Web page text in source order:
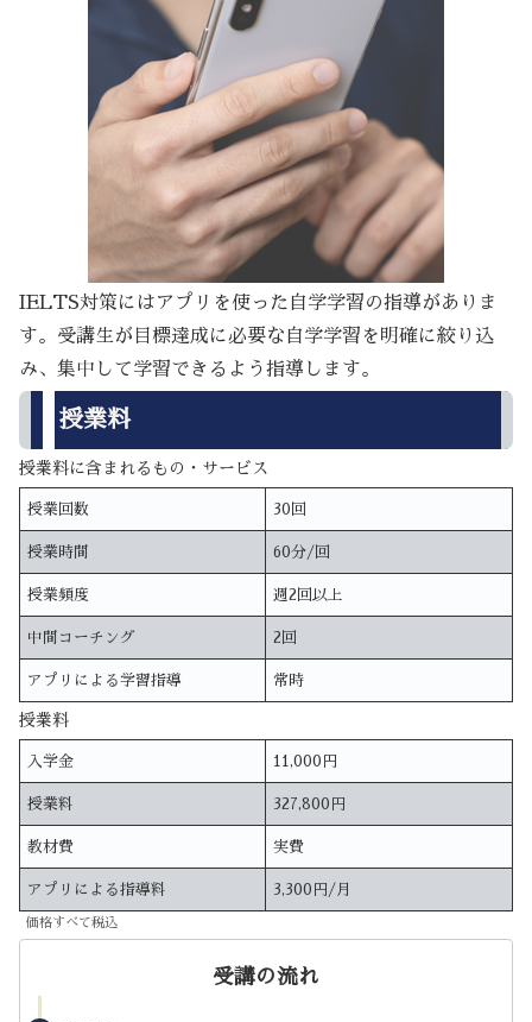
IELTS対策にはアプリを使った自学学習の指導がありま
す。受講生が目標達成に必要な自学学習を明確に絞り込
み、集中して学習できるよう指導します。
授業料
授業料に含まれるもの・サービス
授業回数 30回
授業時間 60分/回
授業頻度 週2回以上
中間コーチング 2回
アプリによる学習指導 常時
授業料
入学金 11,000円
授業料 327,800円
教材費 実費
アプリによる指導料 3,300円/月
価格すべて税込
受講の流れ